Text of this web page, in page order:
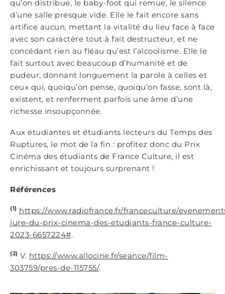
qu’on distribue, le baby-foot qui remue, le silence
d’une salle presque vide. Elle le fait encore sans
artifice aucun, mettant la vitalité du lieu face à face
avec son caractère tout à fait destructeur, et ne
concédant rien au fléau qu’est l’alcoolisme. Elle le
fait surtout avec beaucoup d’humanité et de
pudeur, donnant longuement la parole à celles et
ceux qui, quoiqu’on pense, quoiqu’on fasse, sont là,
existent, et renferment parfois une âme d’une
richesse insoupçonnée.
Aux étudiantes et étudiants lecteurs du Temps des
Ruptures, le mot de la fin : profitez donc du Prix
Cinéma des étudiants de France Culture, il est
enrichissant et toujours surprenant !
Références
(1) https://www.radiofrance.fr/franceculture/
jure-du-prix-cinema-des-etudiants-france-culture-
2023-6657224#.
(2) V. https://www.allocine.fr/seance/film-
303759/pres-de-115755/.